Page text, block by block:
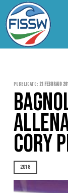
Pubblicato: 21 Febbraio
CORY
2018